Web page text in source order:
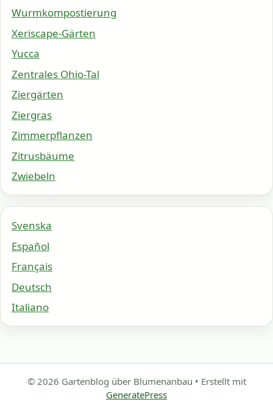
Wurmkompostierung
Xeriscape-Gärten
Yucca
Zentrales Ohio-Tal
Ziergärten
Ziergras
Zimmerpflanzen
Zitrusbäume
Zwiebeln
Svenska
Español
Français
Deutsch
Italiano
© 2026 Gartenblog über Blumenanbau • Erstellt mit
GeneratePress